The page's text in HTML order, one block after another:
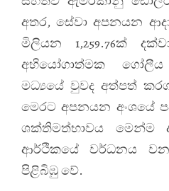
අතර, සේවා අපනයන
මිලියන 1,259.76ක්
අභියෝගාත්මක
මධ්‍යයේ වුවද අත්පත්
මෙරට අපනයන අංශයේ
ශක්තිමත්භාවය මෙන්ම
ආර්ථිකයේ වර්ධනය
පිළිබිඹු වේ.